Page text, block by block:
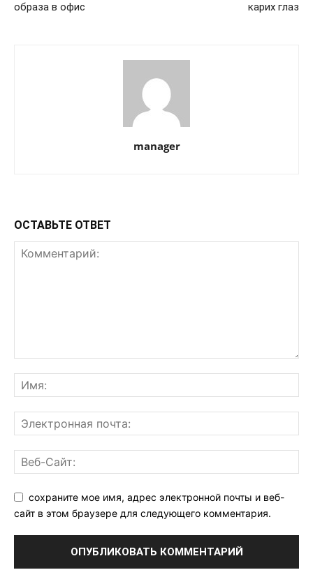
образа в офис
карих глаз
manager
ОСТАВЬТЕ ОТВЕТ
сохраните мое имя, адрес электронной почты и веб-
сайт в этом браузере для следующего комментария.